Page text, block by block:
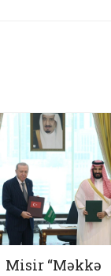
Misir “Məkkə